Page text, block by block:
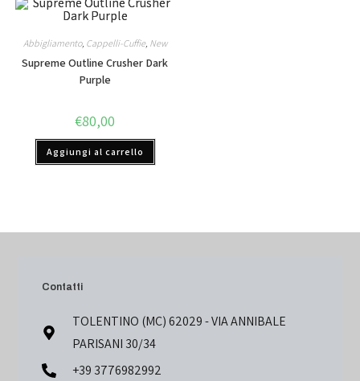
Abbigliamento, Cappelli-Cuffie, New
Supreme Outline Crusher Dark
Purple
€80,00
Aggiungi al carrello
Contatti
TOLENTINO (MC) 62029 - VIA ANNIBALE
PARISANI 30/34
+39 3776982992